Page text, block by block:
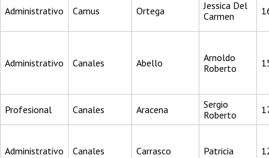
Administrativo Camus Ortega
Jessica Del
Carmen
Administrativo Canales Abello
Arnoldo
Roberto
Profesional Canales Aracena
Sergio
Roberto
Administrativo Canales Carrasco Patricia